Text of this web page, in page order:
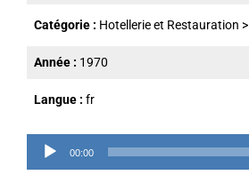
Catégorie : Hotellerie et Restauration >
Année : 1970
Langue : fr
Lecteur00:00